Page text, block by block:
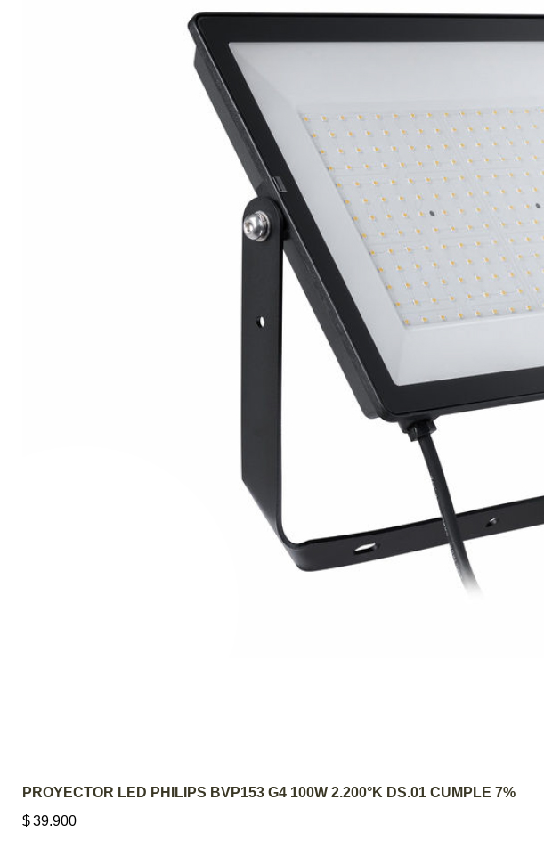
AGREGAR AL CARRITO
PROYECTOR LED PHILIPS BVP153 G4 100W 2.200°K DS.01 CUMPLE 7%
$39.900